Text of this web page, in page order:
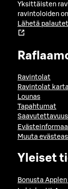
Yksittäisten
ravintoloiden
Lähetä
Ravintolat
Ravintolat
Lounas
Tapahtumat
Saavutettavuus
Muuta
Yleiset
Bonusta